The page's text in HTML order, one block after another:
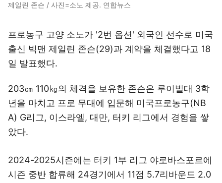
제일린 존슨 / 사진=소노 제공. 연합뉴스
프로농구 고양 소노가 '2번 옵션' 외국인 선수로 미국
출신 빅맨 제일린 존슨(29)과 계약을 체결했다고 18
일 발표했다.
203㎝ 110㎏의 체격을 보유한 존슨은 루이빌대 3학
년을 마치고 프로 무대에 입문해 미국프로농구(NB
A) G리그, 이스라엘, 대만, 터키 리그에서 경험을 쌓
았다.
2024-2025시즌에는 터키 1부 리그 야로바스포르에
시즌 중반 합류해 24경기에서 11점 5.7리바운드 2.0